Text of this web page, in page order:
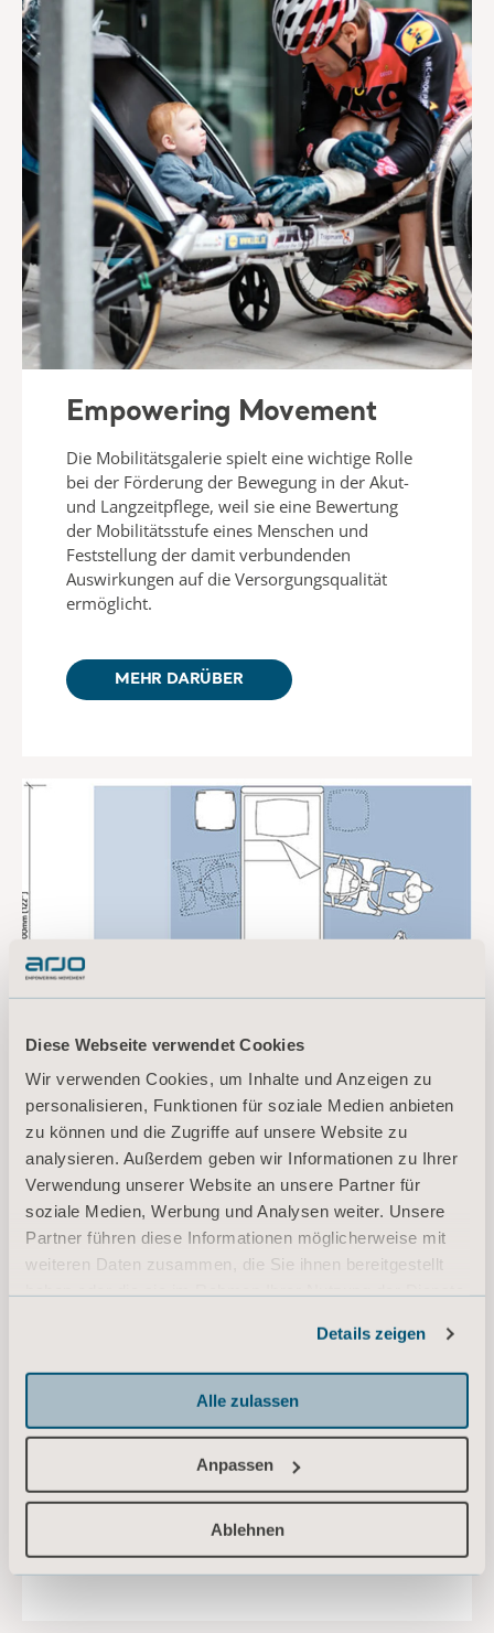
Diese Webseite verwendet Cookies
Wir verwenden Cookies, um Inhalte und Anzeigen zu
personalisieren, Funktionen für soziale Medien anbieten
zu können und die Zugriffe auf unsere Website zu
analysieren. Außerdem geben wir Informationen zu Ihrer
Verwendung unserer Website an unsere Partner für
soziale Medien, Werbung und Analysen weiter. Unsere
Partner führen diese Informationen möglicherweise mit
weiteren Daten zusammen, die Sie ihnen bereitgestellt
Details zeigen
Alle zulassen
Anpassen
Ablehnen
Empowering Movement
Die Mobilitätsgalerie spielt eine wichtige Rolle
bei der Förderung der Bewegung in der Akut-
und Langzeitpflege, weil sie eine Bewertung
der Mobilitätsstufe eines Menschen und
Feststellung der damit verbundenden
Auswirkungen auf die Versorgungsqualität
ermöglicht.
MEHR DARÜBER
Gestaltung für Carl
Arjo arbeitet eng mit Architekten, Leitern von
Pflegeheimen, Experten für den sicheren
Transfer sowie Bewohnern und ihren
Angehörigen zusammen, um erfolgreich
eines einzelnen Pflegebedürftigen
zugeschnitten sind.